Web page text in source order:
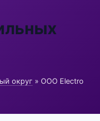
округ » ООО Electro